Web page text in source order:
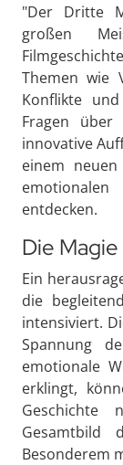
"Der Dritte
großen
Themen wie
Konflikte
Fragen über
innovative
einem
entdecken.
Die
Ein
die
intensiviert.
Spannung
emotionale
erklingt,
Geschichte
Gesamtbild
Besonderem